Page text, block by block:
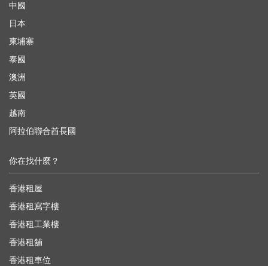
中國
日本
柬埔寨
泰國
澳洲
英國
越南
阿拉伯聯合酋長國
你在找什麼？
香港租屋
香港租寫字樓
香港租工業樓
香港租舖
香港租車位